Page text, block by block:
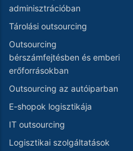
adminisztrációban
Tárolási outsourcing
Outsourcing
bérszámfejtésben és emberi
erőforrásokban
Outsourcing az autóiparban
E-shopok logisztikája
IT outsourcing
Logisztikai szolgáltatások